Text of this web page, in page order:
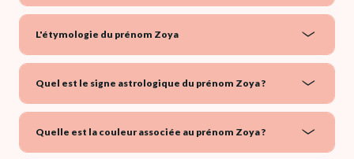
L'étymologie du prénom Zoya
Quel est le signe astrologique du prénom Zoya ?
Quelle est la couleur associée au prénom Zoya ?